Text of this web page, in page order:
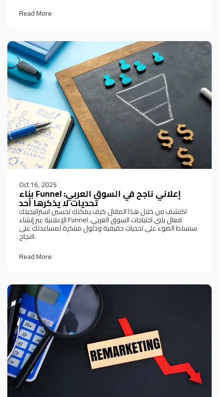
Read More
Oct 16, 2025
بناء Funnel إعلاني ناجح في السوق العربي:
تحديات لا يذكرها أحد
اكتشف من خلال هذا المقال كيف يمكنك تحسين استراتيجيتك
الإعلانية عبر إنشاء Funnel فعال يلبي احتياجات السوق العربي.
سنسلط الضوء على تحديات حقيقية وحلول مبتكرة لمساعدتك على
النجاح.
Read More